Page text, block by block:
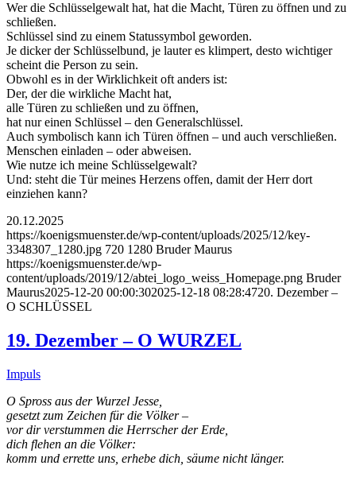
Wer die Schlüsselgewalt hat, hat die Macht, Türen zu öffnen und zu
schließen.
Schlüssel sind zu einem Statussymbol geworden.
Je dicker der Schlüsselbund, je lauter es klimpert, desto wichtiger
scheint die Person zu sein.
Obwohl es in der Wirklichkeit oft anders ist:
Der, der die wirkliche Macht hat,
alle Türen zu schließen und zu öffnen,
hat nur einen Schlüssel – den Generalschlüssel.
Auch symbolisch kann ich Türen öffnen – und auch verschließen.
Menschen einladen – oder abweisen.
Wie nutze ich meine Schlüsselgewalt?
Und: steht die Tür meines Herzens offen, damit der Herr dort
einziehen kann?
20.12.2025
https://koenigsmuenster.de/wp-content/uploads/2025/12/key-
3348307_1280.jpg 720 1280 Bruder Maurus
https://koenigsmuenster.de/wp-
content/uploads/2019/12/abtei_logo_weiss_Homepage.png Bruder
Maurus2025-12-20 00:00:302025-12-18 08:28:4720. Dezember –
O SCHLÜSSEL
19. Dezember – O WURZEL
Impuls
O Spross aus der Wurzel Jesse,
gesetzt zum Zeichen für die Völker –
vor dir verstummen die Herrscher der Erde,
dich flehen an die Völker:
komm und errette uns, erhebe dich, säume nicht länger.